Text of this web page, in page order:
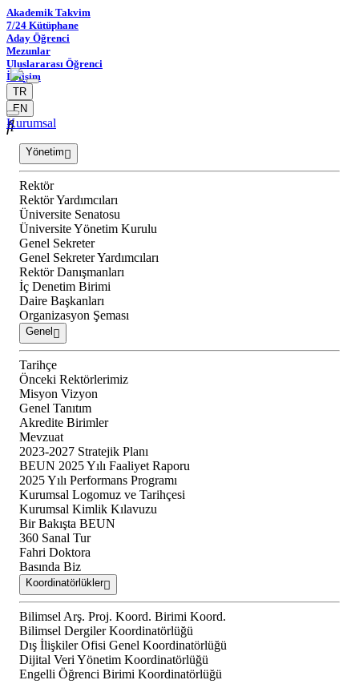
Akademik Takvim
7/24 Kütüphane
Aday Öğrenci
Mezunlar
Uluslararası Öğrenci
İletişim
TR
EN
Kurumsal
Yönetim
Rektör
Rektör Yardımcıları
Üniversite Senatosu
Üniversite Yönetim Kurulu
Genel Sekreter
Genel Sekreter Yardımcıları
Rektör Danışmanları
İç Denetim Birimi
Daire Başkanları
Organizasyon Şeması
Genel
Tarihçe
Önceki Rektörlerimiz
Misyon Vizyon
Genel Tanıtım
Akredite Birimler
Mevzuat
2023-2027 Stratejik Planı
BEUN 2025 Yılı Faaliyet Raporu
2025 Yılı Performans Programı
Kurumsal Logomuz ve Tarihçesi
Kurumsal Kimlik Kılavuzu
Bir Bakışta BEUN
360 Sanal Tur
Fahri Doktora
Basında Biz
Koordinatörlükler
Bilimsel Arş. Proj. Koord. Birimi Koord.
Bilimsel Dergiler Koordinatörlüğü
Dış İlişkiler Ofisi Genel Koordinatörlüğü
Dijital Veri Yönetim Koordinatörlüğü
Engelli Öğrenci Birimi Koordinatörlüğü